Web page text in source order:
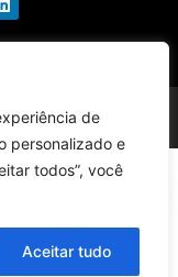
de
personalizado e
todos”, você
Aceitar tudo